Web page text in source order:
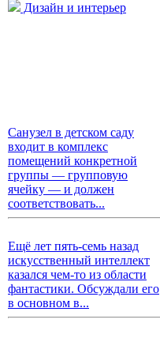
Дизайн и интерьер
Санузел в детском саду
входит в комплекс
помещений конкретной
группы — групповую
ячейку — и должен
соответствовать...
Ещё лет пять-семь назад
искусственный интеллект
казался чем-то из области
фантастики. Обсуждали его
в основном в...